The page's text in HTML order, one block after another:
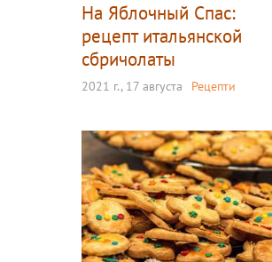
На Яблочный Спас:
рецепт итальянской
сбричолаты
2021 г., 17 августа Рецепти